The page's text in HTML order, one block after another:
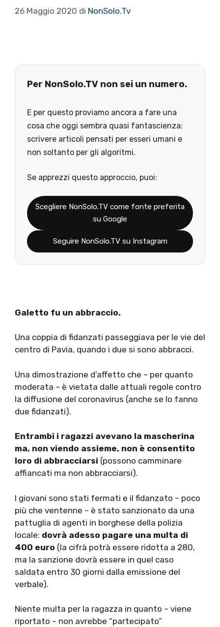
26 Maggio 2020 di NonSolo.Tv
Per NonSolo.TV non sei un numero.
E per questo proviamo ancora a fare una
cosa che oggi sembra quasi fantascienza:
scrivere articoli pensati per esseri umani e
non soltanto per gli algoritmi.
Se apprezzi questo approccio, puoi:
Scegliere NonSolo.TV come fonte preferita
su Google
Seguire NonSolo.TV su Instagram
Galetto fu un abbraccio.
Una coppia di fidanzati passeggiava per le vie del
centro di Pavia, quando i due si sono abbracci.
Una dimostrazione d’affetto che – per quanto
moderata – è vietata dalle attuali regole contro
la diffusione del coronavirus (anche se lo fanno
due fidanzati).
Entrambi i ragazzi avevano la mascherina
ma, non viendo assieme, non è consentito
loro di abbracciarsi (possono camminare
affiancati ma non abbracciarsi).
I giovani sono stati fermati e il fidanzato – poco
più che ventenne – è stato sanzionato da una
pattuglia di agenti in borghese della polizia
locale: dovrà adesso pagare una multa di
400 euro (la cifrà potrà essere ridotta a 280,
ma la sanzione dovrà essere in quel caso
saldata entro 30 giorni dalla emissione del
verbale).
Niente multa per la ragazza in quanto – viene
riportato – non avrebbe “partecipato”